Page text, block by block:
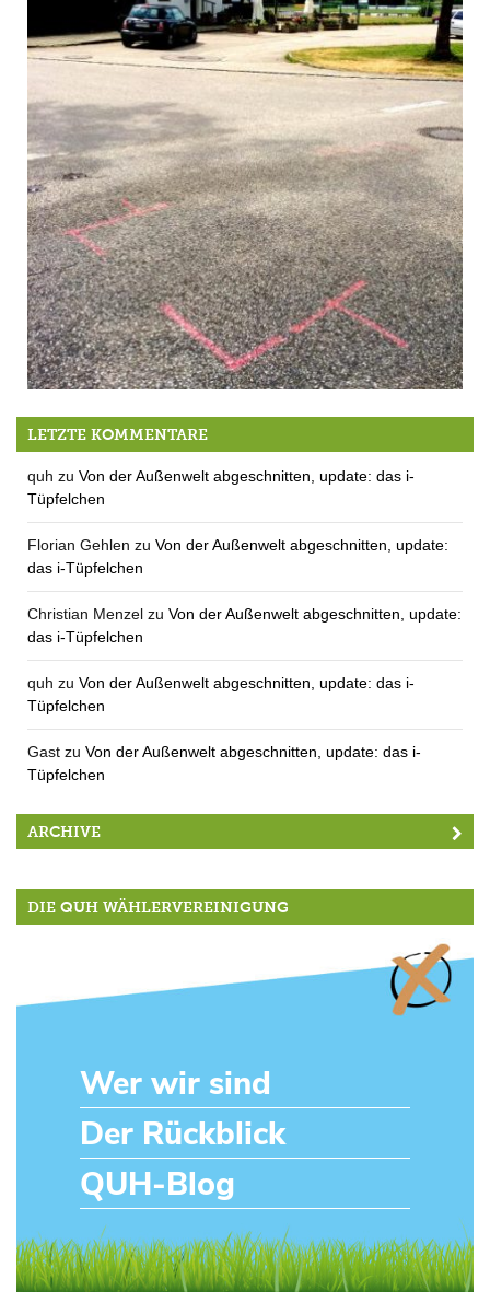
Engel am Werk
LETZTE KOMMENTARE
quh zu Von der Außenwelt abgeschnitten, update: das i-
Tüpfelchen
Florian Gehlen zu Von der Außenwelt abgeschnitten, update:
das i-Tüpfelchen
Christian Menzel zu Von der Außenwelt abgeschnitten, update:
das i-Tüpfelchen
quh zu Von der Außenwelt abgeschnitten, update: das i-
Tüpfelchen
Gast zu Von der Außenwelt abgeschnitten, update: das i-
Tüpfelchen
ARCHIVE
DIE QUH WÄHLERVEREINIGUNG
Wer wir sind
Der Rückblick
QUH-Blog